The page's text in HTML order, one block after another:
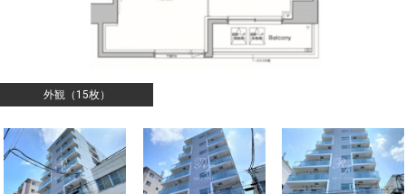
外観（15枚）